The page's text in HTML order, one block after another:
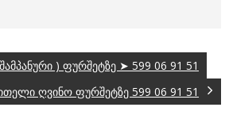
) ფურშეტზე ➤ 599 06 91 51
ღვინო ფურშეტზე 599 06 91 51